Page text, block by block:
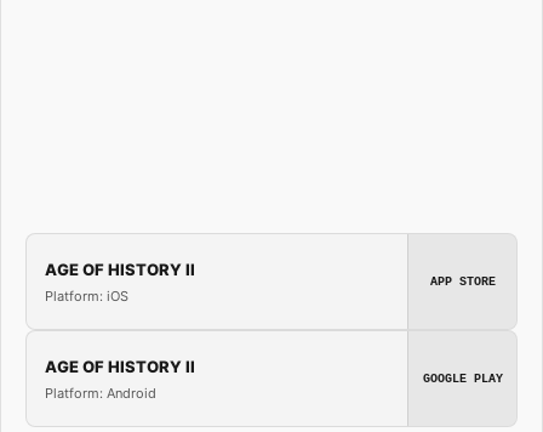
AGE OF HISTORY II
Platform: iOS
APP STORE
AGE OF HISTORY II
Platform: Android
GOOGLE PLAY